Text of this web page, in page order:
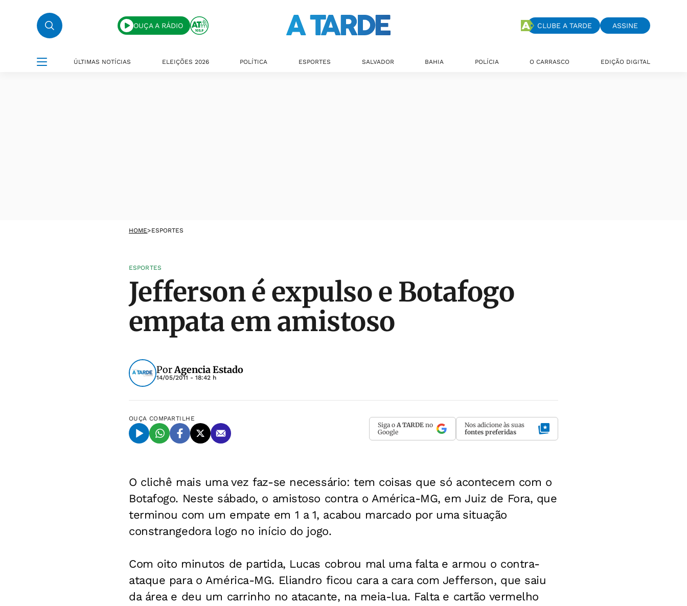
OUÇA A RÁDIO CLUBE A TARDE ASSINE
ÚLTIMAS NOTÍCIAS ELEIÇÕES 2026 POLÍTICA ESPORTES SALVADOR BAHIA POLÍCIA O CARRASCO EDIÇÃO DIGITAL
HOME>ESPORTES
ESPORTES
Jefferson é expulso e Botafogo
empata em amistoso
PorAgencia Estado
14/05/2011 - 18:42 h
OUÇA COMPARTILHE
Siga o A TARDE no
Google
Nos adicione às suas
fontes preferidas
O clichê mais uma vez faz-se necessário: tem coisas que só acontecem com o
Botafogo. Neste sábado, o amistoso contra o América-MG, em Juiz de Fora, que
terminou com um empate em 1 a 1, acabou marcado por uma situação
constrangedora logo no início do jogo.
Com oito minutos de partida, Lucas cobrou mal uma falta e armou o contra-
ataque para o América-MG. Eliandro ficou cara a cara com Jefferson, que saiu
da área e deu um carrinho no atacante, na meia-lua. Falta e cartão vermelho